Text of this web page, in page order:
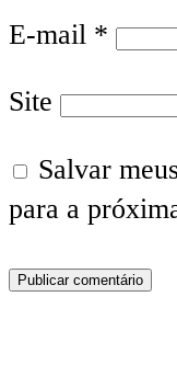
E-mail *
Site
Salvar
para a